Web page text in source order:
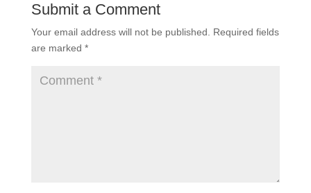
Submit a Comment
Your email address will not be published. Required fields
are marked *